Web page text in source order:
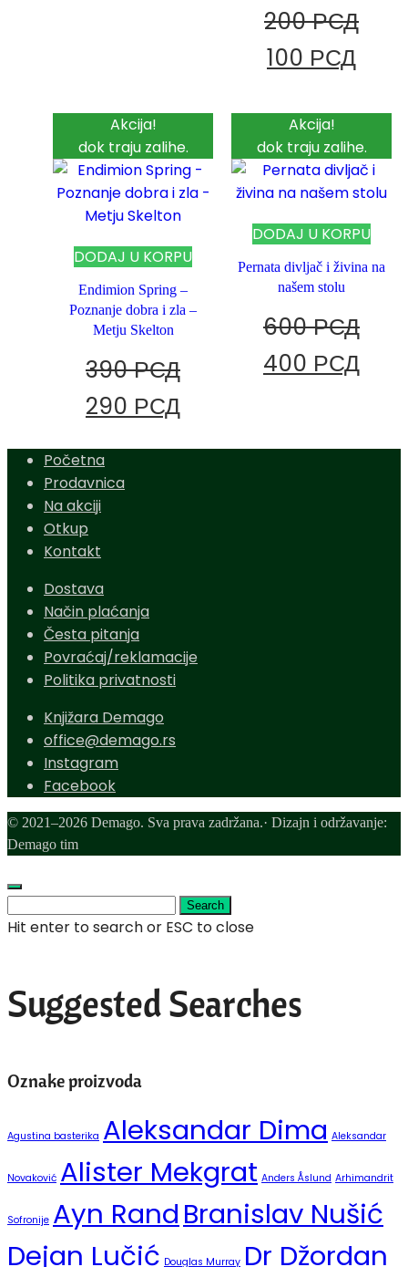
200РСД
100 РСД
Akcija!
dok traju zalihe.
DODAJ U KORPU
Endimion Spring –
Poznanje dobra i zla –
Metju Skelton
390РСД
290 РСД
Akcija!
dok traju zalihe.
DODAJ U KORPU
Pernata divljač i živina na
našem stolu
600РСД
400 РСД
Početna
Prodavnica
Na akciji
Otkup
Kontakt
Dostava
Način plaćanja
Česta pitanja
Povraćaj/reklamacije
Politika privatnosti
Knjižara Demago
office@demago.rs
Instagram
Facebook
© 2021–2026 Demago. Sva prava zadržana.· Dizajn i održavanje:
Demago tim
Search
Hit enter to search or ESC to close
Suggested Searches
Oznake proizvoda
Agustina basterika Aleksandar Dima Aleksandar
Novaković Alister Mekgrat Anders Åslund Arhimandrit
Sofronije Ayn RandBranislav Nušić
Dejan Lučić Douglas Murray Dr Džordan